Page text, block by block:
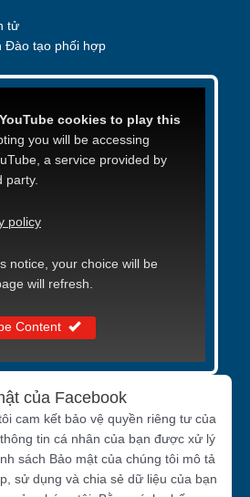
tử
Đào tạo phối hợp
cookies to play this
you will be accessing
a service provided by
party.
policy
notice, your choice will be
will refresh.
Content
của Facebook
cam kết bảo vệ quyền riêng tư của
tin cá nhân của bạn được xử lý
sách Bảo mật của chúng tôi mô tả
sử dụng và chia sẻ dữ liệu của bạn